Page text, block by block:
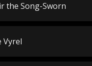
the Song-Sworn
Vyrel